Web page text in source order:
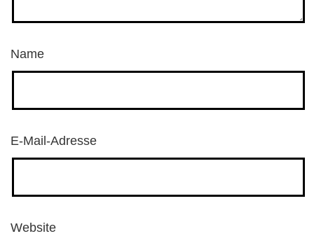
Name
E-Mail-Adresse
Website